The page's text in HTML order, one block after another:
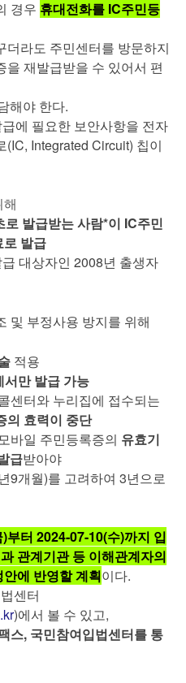
경우 휴대전화를 IC주민등
더라도 주민센터를 방문하지
을 재발급받을 수 있어서 편
해야 한다.
에 필요한 보안사항을 전자
(IC, Integrated Circuit) 칩이
발급받는 사람*이 IC주민
로 발급
대상자인 2008년 출생자
및 부정사용 방지를 위해
적용
서만 발급 가능
센터와 누리집에 접수되는
의 효력이 중단
바일 주민등록증의 유효기
급받아야
9개월)를 고려하여 3년으로
부터 2024-07-10(수)까지 입
관계기관 등 이해관계자의
에 반영할 계획이다.
센터
)에서 볼 수 있고,
스, 국민참여입법센터를 통